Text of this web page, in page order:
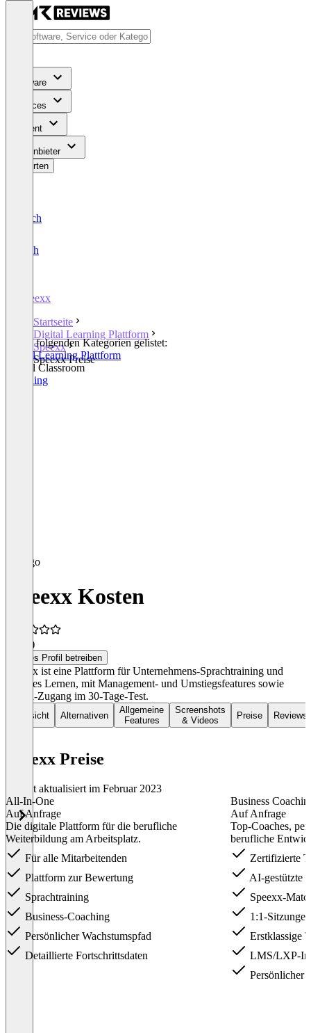
Software
Services
Content
Für Anbieter
Bewerten
Deutsch
English
Speexx
Startseite
Digital Learning Plattform
Speexx
Speexx Preise
In den folgenden Kategorien gelistet:
Digital Learning Plattform
Virtual Classroom
Coaching
Speexx Kosten
(1)
Dieses Profil betreiben
Speexx ist eine Plattform für Unternehmens-Sprachtraining und
digitales Lernen, mit Management- und Umstiegsfeatures sowie
Coach-Zugang im 30-Tage-Test.
Übersicht Alternativen
Allgemeine
Features
Screenshots
& Videos
Preise Reviews
Speexx Preise
Zuletzt aktualisiert im Februar 2023
All-In-One
Auf Anfrage
Die digitale Plattform für die berufliche
Weiterbildung am Arbeitsplatz.
Für alle Mitarbeitenden
Plattform zur Bewertung
Sprachtraining
Business-Coaching
Persönlicher Wachstumspfad
Detaillierte Fortschrittsdaten
Business
Auf Anfrage
Top-Coaches,
berufliche
Zertifizierte
AI-gestützte
Speexx-
1:1-Sitzungen
Erstklassige
LMS/LXP-
Persönlicher